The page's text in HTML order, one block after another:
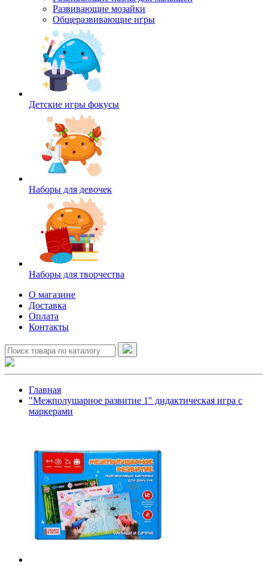
Развивающие мозайки
Общеразвивающие игры
Детские игры фокусы
Наборы для девочек
Наборы для творчества
О магазине
Доставка
Оплата
Контакты
Главная
"Межполушарное развитие 1" дидактическая игра с
маркерами